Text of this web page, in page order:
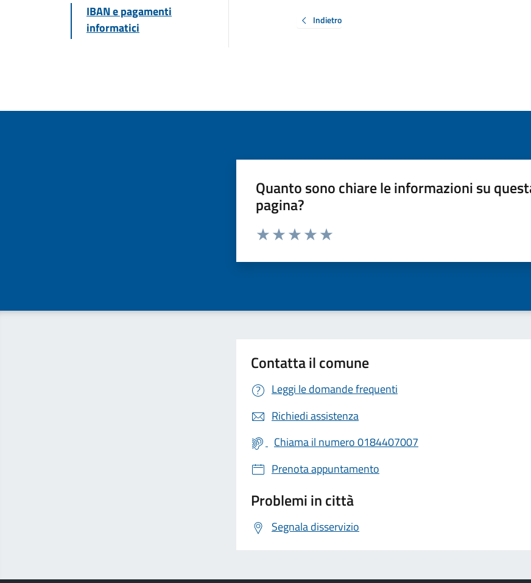
IBAN e pagamenti
informatici
Indietro
Quanto sono chiare le informazioni su
pagina?
Valuta da 1 a 5 stelle la pagina
Contatta il comune
Leggi le domande frequenti
Richiedi assistenza
Chiama il numero 0184407007
Prenota appuntamento
Problemi in città
Segnala disservizio